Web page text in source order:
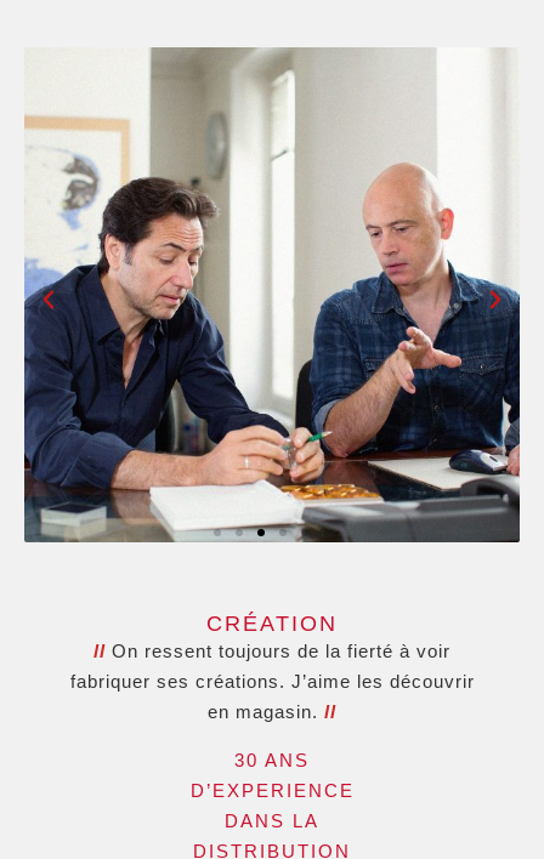
CRÉATION
ll On ressent toujours de la fierté à voir
fabriquer ses créations. J’aime les découvrir
en magasin. ll
30 ANS
D’EXPERIENCE
DANS LA
DISTRIBUTION